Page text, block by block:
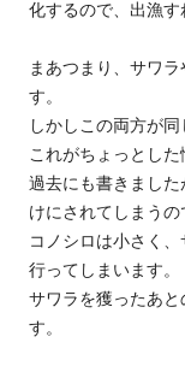
化するので、出漁す
まあつまり、サワ
す。
しかしこの両方が
これがちょっとした
過去にも書きまし
けにされてしまうの
コノシロは小さく
行ってしまいます。
サワラを獲ったあ
す。